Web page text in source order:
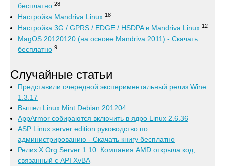
бесплатно 28
Настройка Mandriva Linux 18
Настройка 3G / GPRS / EDGE / HSDPA в Mandriva Linux 12
MagOS 20120120 (на основе Mandriva 2011) - Скачать
бесплатно 9
Случайные статьи
Представили очередной экспериментальный релиз Wine
1.3.17
Вышел Linux Mint Debian 201204
AppArmor собираются включить в ядро Linux 2.6.36
ASP Linux server edition руководство по
администрированию - Скачать книгу бесплатно
Релиз X.Org Server 1.10. Компания AMD открыла код,
связанный с API XvBA